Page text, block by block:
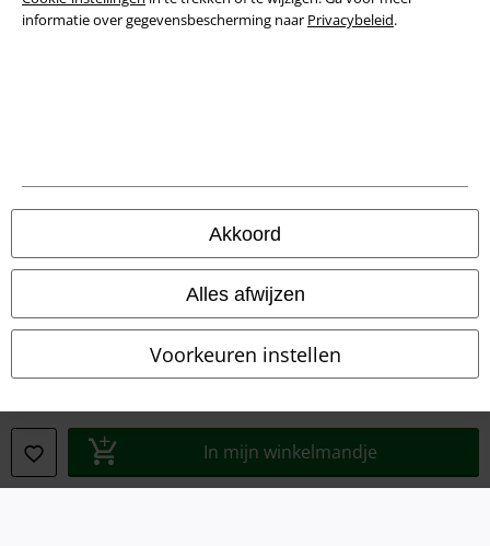
informatie over gegevensbescherming naar Privacybeleid.
Akkoord
Alles afwijzen
Voorkeuren instellen
In mijn winkelmandje
Bedrijfsgegevens
Privacyverklaring
Informatie over toegankelijkheid
Cookie-instellingen
Annuleer bestelling